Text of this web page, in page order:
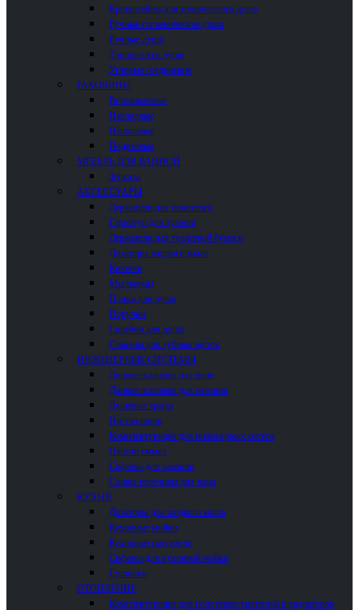
Кронштейны для тропического душа
Ручные гигиенические души
Ручные души
Тропические души
Угловые соединения
РАКОВИНЫ
Встраиваемые
Накладные
Напольные
Подвесные
МЕБЕЛЬ ДЛЯ ВАННОЙ
Зеркала
АКСЕССУАРЫ
Держатели для полотенец
Гарнитур для туалета
Держатели для туалетной бумаги
Дозаторы жидкого мыла
Крючки
Мыльницы
Полки для душа
Поручни
Скребки для душа
Стаканы для зубных щеток
ИНЖЕНЕРНЫЕ СИСТЕМЫ
Донные клапаны для ванн
Донные клапаны для раковин
Душевые трапы
Инсталляции
Комплектующие для инженерных систем
Панели смыва
Сифоны для раковин
Сливы-переливы для ванн
КУХНЯ
Дозаторы для жидкого мыла
Кухонные мойки
Кухонные смесители
Сифоны для кухонной мойки
Сушилки
ОТОПЛЕНИЕ
Комплектующие для полотенцесушителей и радиаторов